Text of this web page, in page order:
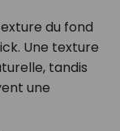
du fond
Une texture
tandis
une